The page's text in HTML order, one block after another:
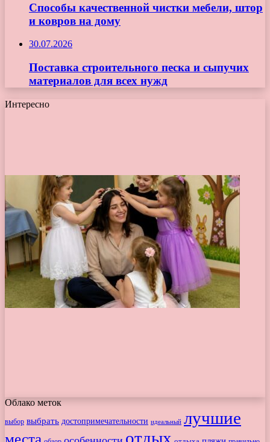
Способы качественной чистки мебели, штор
и ковров на дому
30.07.2026
Поставка строительного песка и сыпучих
материалов для всех нужд
Интересно
Облако меток
выбор выбрать достопримечательности идеальный лучшие
места отдых